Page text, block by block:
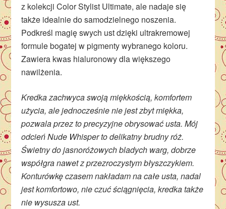
z kolekcji Color Stylist Ultimate, ale nadaje się
także idealnie do samodzielnego noszenia.
Podkreśl magię swych ust dzięki ultrakremowej
formule bogatej w pigmenty wybranego koloru.
Zawiera kwas hialuronowy dla większego
nawilżenia.
Kredka zachwyca swoją miękkością, komfortem
użycia, ale jednocześnie nie jest zbyt miękka,
pozwala przez to precyzyjne obrysować usta. Mój
odcień Nude Whisper to delikatny brudny róż.
Świetny do jasnoróżowych bladych warg, dobrze
współgra nawet z przezroczystym błyszczykiem.
Konturówkę czasem nakładam na całe usta, nadal
jest komfortowo, nie czuć ściągnięcia, kredka także
nie wysusza ust.